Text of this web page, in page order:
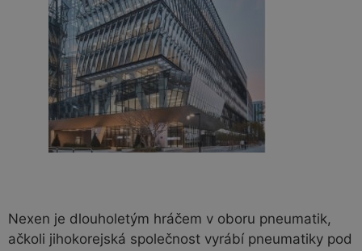
Nexen je dlouholetým hráčem v oboru pneumatik,
ačkoli jihokorejská společnost vyrábí pneumatiky pod